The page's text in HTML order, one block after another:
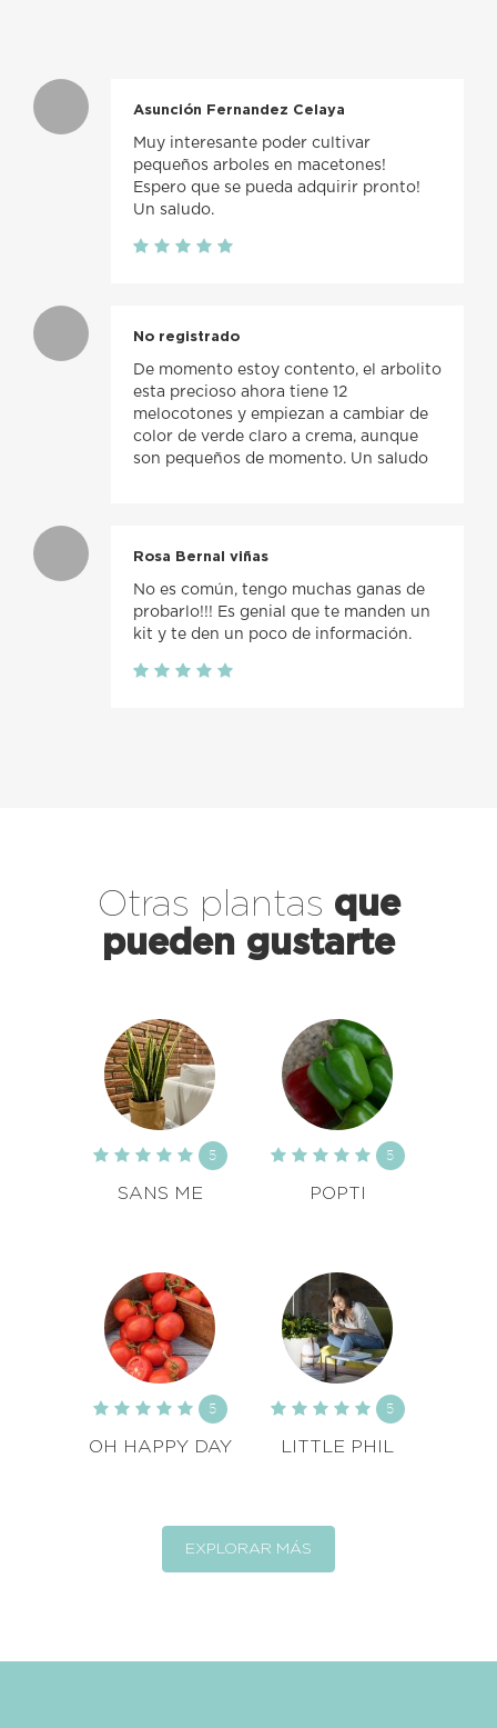
Asunción Fernandez Celaya
Muy interesante poder cultivar
pequeños arboles en macetones!
Espero que se pueda adquirir pronto!
Un saludo.
No registrado
De momento estoy contento, el arbolito
esta precioso ahora tiene 12
melocotones y empiezan a cambiar de
color de verde claro a crema, aunque
son pequeños de momento. Un saludo
Rosa Bernal viñas
No es común, tengo muchas ganas de
probarlo!!! Es genial que te manden un
kit y te den un poco de información.
Otras plantas que
pueden gustarte
5
SANS ME
5
POPTI
5
OH HAPPY DAY
5
LITTLE PHIL
EXPLORAR MÁS